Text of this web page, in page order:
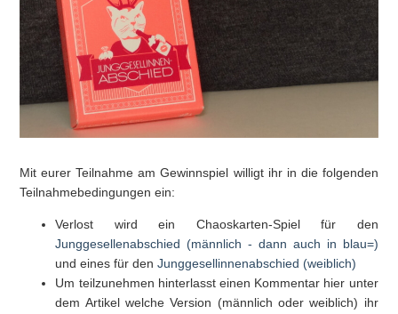
Mit eurer Teilnahme am Gewinnspiel willigt ihr in die folgenden
Teilnahmebedingungen ein:
Verlost wird ein Chaoskarten-Spiel für den
Junggesellenabschied (männlich - dann auch in blau=)
und eines für denJunggesellinnenabschied (weiblich)
Um teilzunehmen hinterlasst einen Kommentar hier unter
dem Artikel welche Version (männlich oder weiblich) ihr